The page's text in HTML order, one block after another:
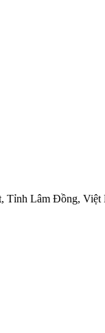
Tỉnh Lâm Đồng, Việt